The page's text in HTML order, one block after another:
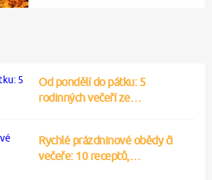
Od pondělí do pátku: 5
rodinných večeří ze…
Rychlé prázdninové obědy či
večeře: 10 receptů,…